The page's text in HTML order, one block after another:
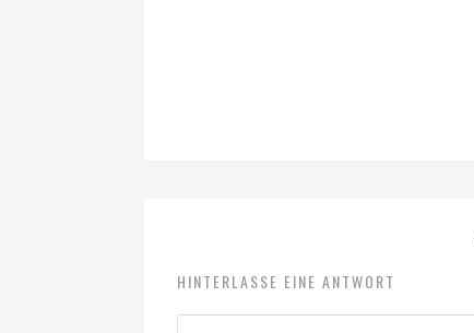
HINTERLASSE EINE ANTWORT